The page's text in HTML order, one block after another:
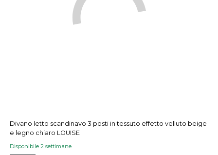
Divano letto scandinavo 3 posti in tessuto effetto velluto beige
e legno chiaro LOUISE
Disponibile 2 settimane